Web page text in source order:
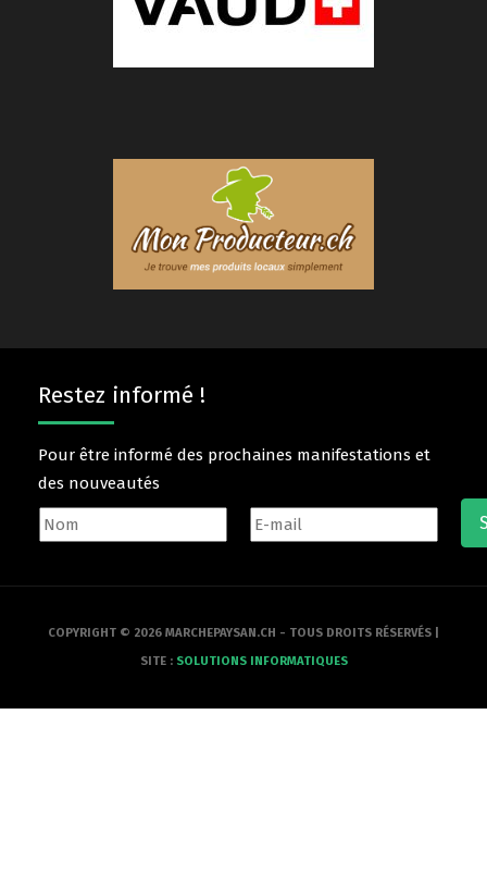
Restez informé !
Pour être informé des prochaines manifestations et
des nouveautés
COPYRIGHT © 2026 MARCHEPAYSAN.CH - TOUS DROITS RÉSERVÉS |
SITE : SOLUTIONS INFORMATIQUES